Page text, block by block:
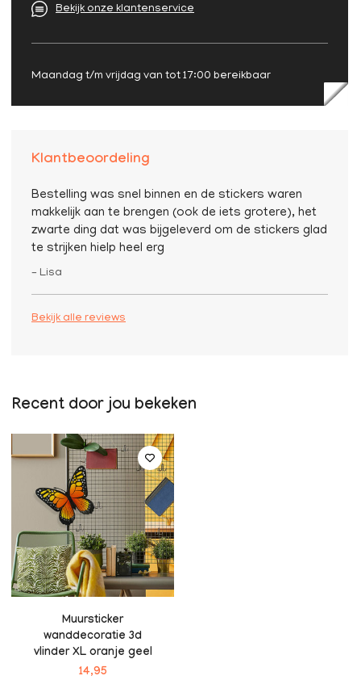
Bekijk onze klantenservice
Maandag t/m vrijdag van tot 17:00 bereikbaar
Klantbeoordeling
Bestelling was snel binnen en de stickers waren
makkelijk aan te brengen (ook de iets grotere), het
zwarte ding dat was bijgeleverd om de stickers glad
te strijken hielp heel erg
– Lisa
Bekijk alle reviews
Recent door jou bekeken
Muursticker
wanddecoratie 3d
vlinder XL oranje geel
14,95